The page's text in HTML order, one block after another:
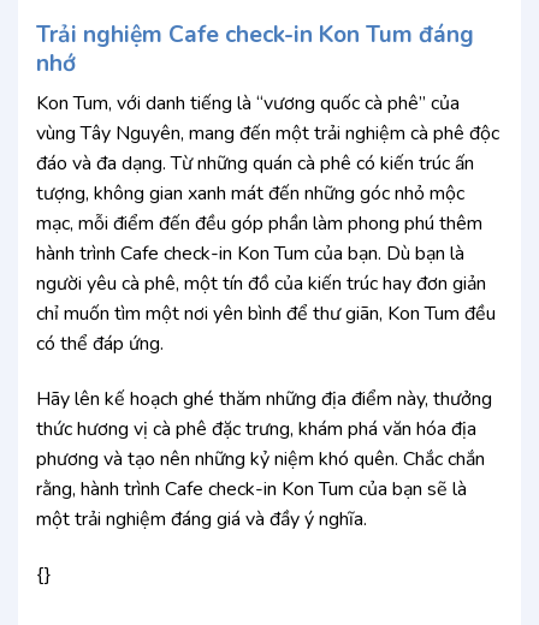
Trải nghiệm Cafe check-in Kon Tum đáng
nhớ
Kon Tum, với danh tiếng là “vương quốc cà phê” của
vùng Tây Nguyên, mang đến một trải nghiệm cà phê độc
đáo và đa dạng. Từ những quán cà phê có kiến trúc ấn
tượng, không gian xanh mát đến những góc nhỏ mộc
mạc, mỗi điểm đến đều góp phần làm phong phú thêm
hành trình Cafe check-in Kon Tum của bạn. Dù bạn là
người yêu cà phê, một tín đồ của kiến trúc hay đơn giản
chỉ muốn tìm một nơi yên bình để thư giãn, Kon Tum đều
có thể đáp ứng.
Hãy lên kế hoạch ghé thăm những địa điểm này, thưởng
thức hương vị cà phê đặc trưng, khám phá văn hóa địa
phương và tạo nên những kỷ niệm khó quên. Chắc chắn
rằng, hành trình Cafe check-in Kon Tum của bạn sẽ là
một trải nghiệm đáng giá và đầy ý nghĩa.
{}